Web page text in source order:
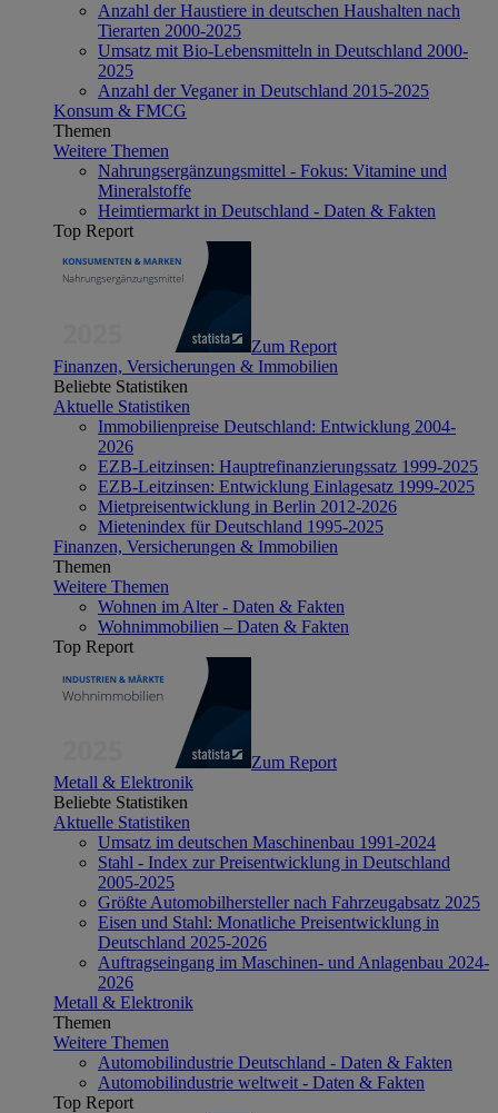
Anzahl der Haustiere in deutschen Haushalten nach
Tierarten 2000-2025
Umsatz mit Bio-Lebensmitteln in Deutschland 2000-
2025
Anzahl der Veganer in Deutschland 2015-2025
Konsum & FMCG
Themen
Weitere Themen
Nahrungsergänzungsmittel - Fokus: Vitamine und
Mineralstoffe
Heimtiermarkt in Deutschland - Daten & Fakten
Top Report
Zum Report
Finanzen, Versicherungen & Immobilien
Beliebte Statistiken
Aktuelle Statistiken
Immobilienpreise Deutschland: Entwicklung 2004-
2026
EZB-Leitzinsen: Hauptrefinanzierungssatz 1999-2025
EZB-Leitzinsen: Entwicklung Einlagesatz 1999-2025
Mietpreisentwicklung in Berlin 2012-2026
Mietenindex für Deutschland 1995-2025
Finanzen, Versicherungen & Immobilien
Themen
Weitere Themen
Wohnen im Alter - Daten & Fakten
Wohnimmobilien – Daten & Fakten
Top Report
Zum Report
Metall & Elektronik
Beliebte Statistiken
Aktuelle Statistiken
Umsatz im deutschen Maschinenbau 1991-2024
Stahl - Index zur Preisentwicklung in Deutschland
2005-2025
Größte Automobilhersteller nach Fahrzeugabsatz 2025
Eisen und Stahl: Monatliche Preisentwicklung in
Deutschland 2025-2026
Auftragseingang im Maschinen- und Anlagenbau 2024-
2026
Metall & Elektronik
Themen
Weitere Themen
Automobilindustrie Deutschland - Daten & Fakten
Automobilindustrie weltweit - Daten & Fakten
Top Report